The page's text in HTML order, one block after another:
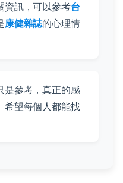
資訊，可以參考台
康健雜誌的心理情
是參考，真正的感
希望每個人都能找